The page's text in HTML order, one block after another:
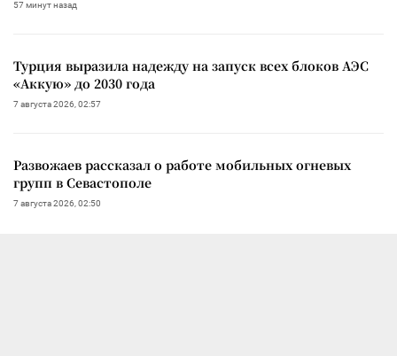
57 минут назад
Турция выразила надежду на запуск всех блоков АЭС
«Аккую» до 2030 года
7 августа 2026, 02:57
Развожаев рассказал о работе мобильных огневых
групп в Севастополе
7 августа 2026, 02:50